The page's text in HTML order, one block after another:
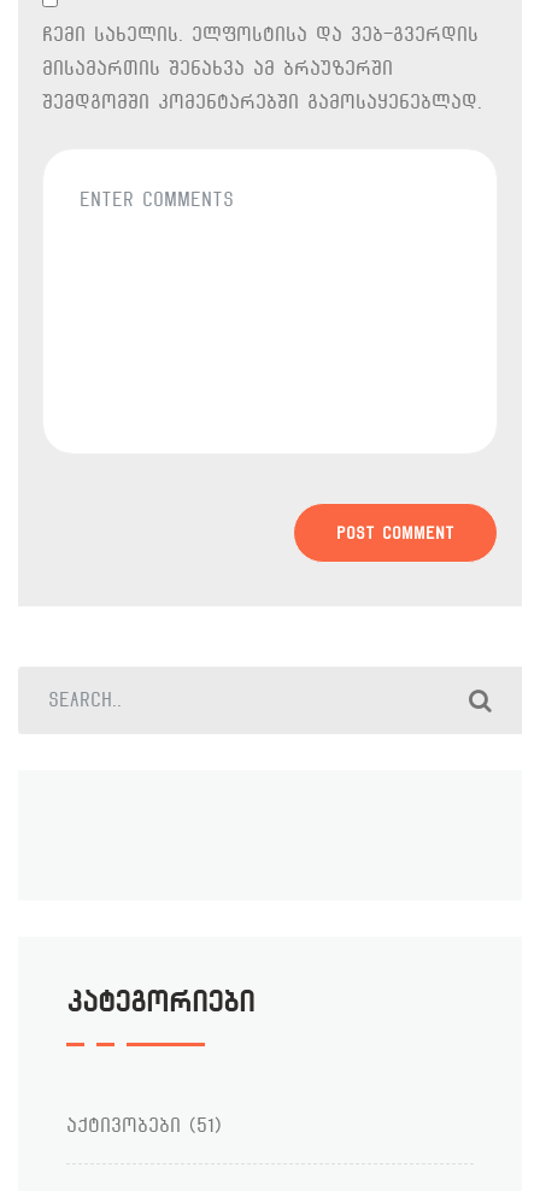
ჩემი სახელის. ელფოსტისა და ვებ-გვერდის
მისამართის შენახვა ამ ბრაუზერში
შემდგომში კომენტარებში გამოსაყენებლად.
კატეგორიები
აქტივობები (51)